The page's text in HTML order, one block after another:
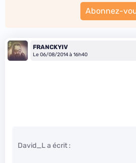
Abonnez-
FRANCKYIV
Le 06/08/2014 à 16h40
David_L a écrit :